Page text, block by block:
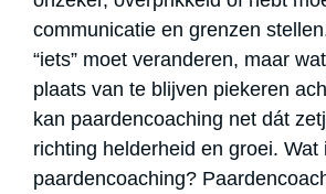
communicatie en grenzen
“iets” moet veranderen, maar
plaats van te blijven piekeren
kan paardencoaching net dát
richting helderheid en groei. Wat
paardencoaching?